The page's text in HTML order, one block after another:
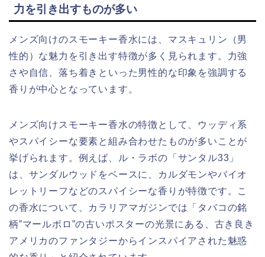
力を引き出すものが多い
メンズ向けのスモーキー香水には、マスキュリン（男
性的）な魅力を引き出す特徴が多く見られます。力強
さや自信、落ち着きといった男性的な印象を強調する
香りが中心となっています。
メンズ向けスモーキー香水の特徴として、ウッディ系
やスパイシーな要素と組み合わせたものが多いことが
挙げられます。例えば、ル・ラボの「サンタル33」
は、サンダルウッドをベースに、カルダモンやバイオ
レットリーフなどのスパイシーな香りが特徴です。こ
の香水について、カラリアマガジンでは「タバコの銘
柄”マールボロ”の古いポスターの光景にある、古き良き
アメリカのファンタジーからインスパイアされた魅惑